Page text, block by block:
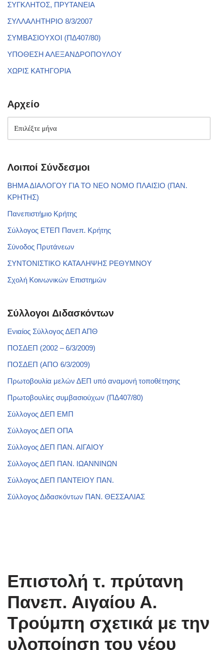
ΣΥΓΚΛΗΤΟΣ, ΠΡΥΤΑΝΕΙΑ
ΣΥΛΛΑΛΗΤΗΡΙΟ 8/3/2007
ΣΥΜΒΑΣΙΟΥΧΟΙ (ΠΔ407/80)
ΥΠΟΘΕΣΗ ΑΛΕΞΑΝΔΡΟΠΟΥΛΟΥ
ΧΩΡΙΣ ΚΑΤΗΓΟΡΙΑ
Αρχείο
Λοιποί Σύνδεσμοι
ΒΗΜΑ ΔΙΑΛΟΓΟΥ ΓΙΑ ΤΟ ΝΕΟ ΝΟΜΟ ΠΛΑΙΣΙΟ (ΠΑΝ.
ΚΡΗΤΗΣ)
Πανεπιστήμιο Κρήτης
Σύλλογος ΕΤΕΠ Πανεπ. Κρήτης
Σύνοδος Πρυτάνεων
ΣΥΝΤΟΝΙΣΤΙΚΟ ΚΑΤΑΛΗΨΗΣ ΡΕΘΥΜΝΟΥ
Σχολή Κοινωνικών Επιστημών
Σύλλογοι Διδασκόντων
Ενιαίος Σύλλογος ΔΕΠ ΑΠΘ
ΠΟΣΔΕΠ (2002 – 6/3/2009)
ΠΟΣΔΕΠ (ΑΠΟ 6/3/2009)
Πρωτοβουλία μελών ΔΕΠ υπό αναμονή τοποθέτησης
Πρωτοβουλίες συμβασιούχων (ΠΔ407/80)
Σύλλογος ΔΕΠ ΕΜΠ
Σύλλογος ΔΕΠ ΟΠΑ
Σύλλογος ΔΕΠ ΠΑΝ. ΑΙΓΑΙΟΥ
Σύλλογος ΔΕΠ ΠΑΝ. ΙΩΑΝΝΙΝΩΝ
Σύλλογος ΔΕΠ ΠΑΝΤΕΙΟΥ ΠΑΝ.
Σύλλογος Διδασκόντων ΠΑΝ. ΘΕΣΣΑΛΙΑΣ
Επιστολή τ. πρύτανη
Πανεπ. Αιγαίου Α.
Τρούμπη σχετικά με την
υλοποίηση του νέου